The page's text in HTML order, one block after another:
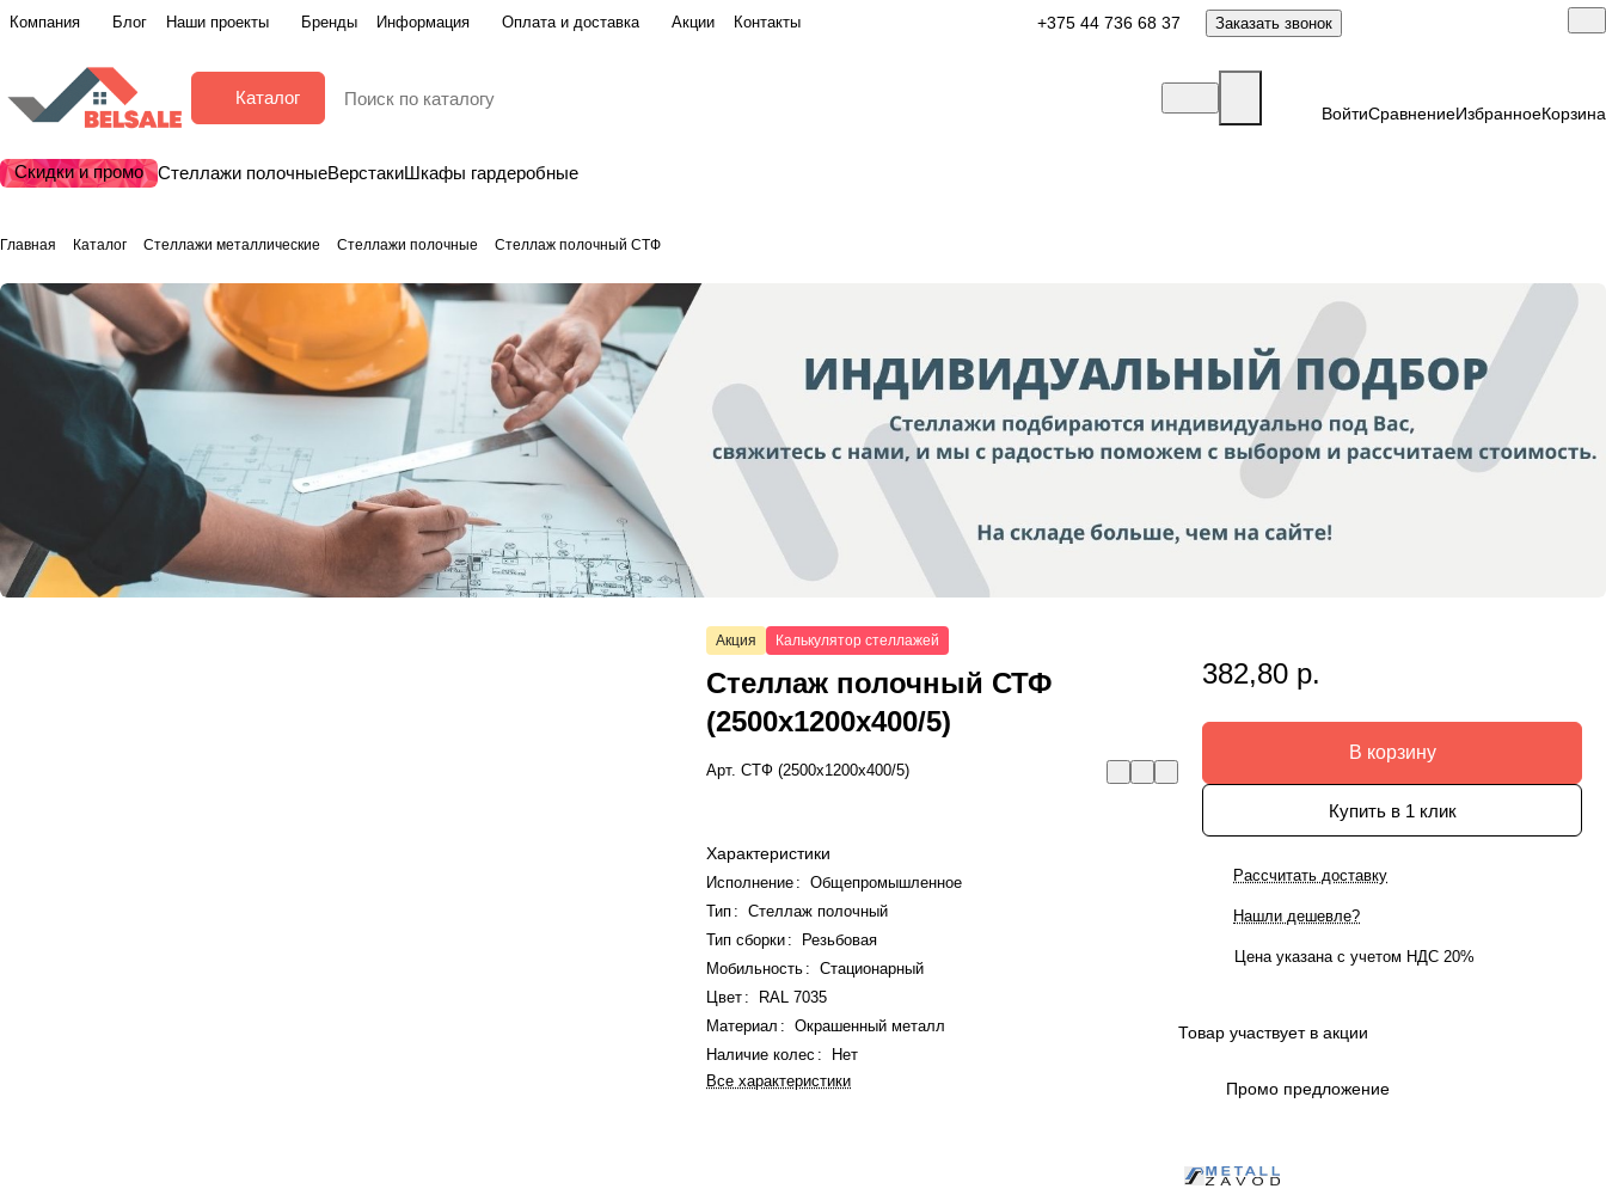
Компания Блог Наши проекты Бренды Информация Оплата и доставка Акции Контакты +375 44 736 68 37 Заказать звонок
Каталог
ВойтиСравнениеИзбранноеКорзина
Скидки и промо Стеллажи полочныеВерстакиШкафы гардеробные
Главная Каталог Стеллажи металлические Стеллажи полочные Стеллаж полочный СТФ
Акция Калькулятор стеллажей
Стеллаж полочный СТФ
(2500x1200x400/5)
Арт.СТФ (2500x1200x400/5)
Характеристики
Исполнение :
Общепромышленное
Тип :
Стеллаж полочный
Тип сборки:
Резьбовая
Мобильность :
Стационарный
Цвет :
RAL 7035
Материал :
Окрашенный металл
Наличие колес :
Нет
Все характеристики
382,80 р.
В корзину
Купить в 1 клик
Рассчитать доставку
Нашли дешевле?
Цена указана с учетом НДС 20%
Товар участвует в акции
Промо предложение